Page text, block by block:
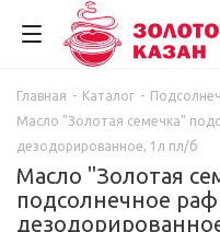
Главная - Каталог -
Масло "Золотая семечка"
дезодорированное, 1л пл/б
Масло "Золотая
подсолнечное